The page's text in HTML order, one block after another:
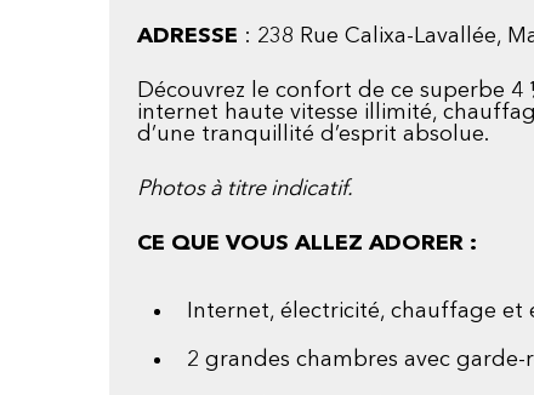
ADRESSE : 238 Rue Calixa-Lavallée,
Découvrez le confort de ce superbe
internet haute vitesse illimité,
d’une tranquillité d’esprit absolue.
Photos à titre indicatif.
CE QUE VOUS ALLEZ ADORER :
Internet, électricité, chauffage et
2 grandes chambres avec garde-